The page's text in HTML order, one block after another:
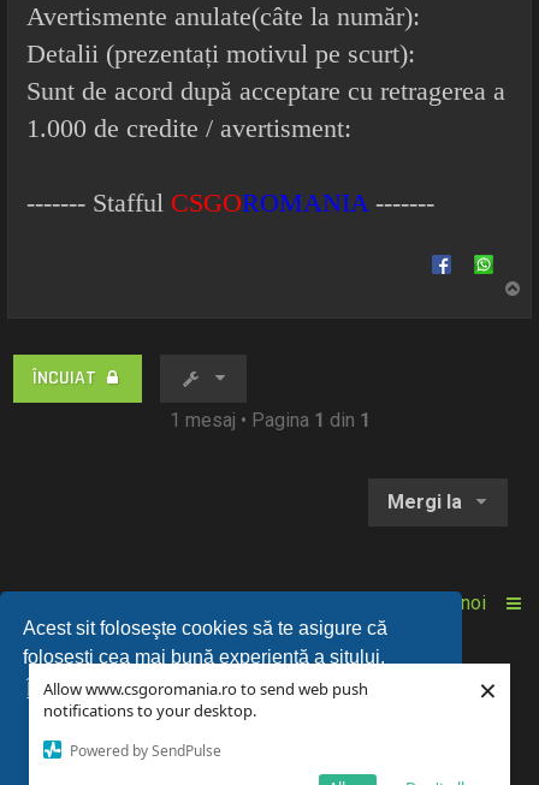
Allow www.csgoromania.ro to send web push
notifications to your desktop.
Powered by SendPulse
×
Acest sit foloseşte cookies să te asigure că
foloseşti cea mai bună experienţă a sitului.
Învaţă mai mult...
Am înţeles!
Avertismente anulate(câte la număr):
Detalii (prezentați motivul pe scurt):
Sunt de acord după acceptare cu retragerea a
1.000 de credite / avertisment:
------- Stafful CSGOROMANIA -------
ÎNCUIAT
1 mesaj • Pagina 1 din 1
Mergi la
Despre noi
© 2018-2025 Powered byCSGOROMANIA™